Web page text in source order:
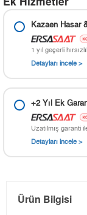
Kazaen Hasar
1 yıl geçerli
Detayları incele >
+2 Yıl Ek
Uzatılmış garanti
Detayları incele >
Ürün Bilgisi